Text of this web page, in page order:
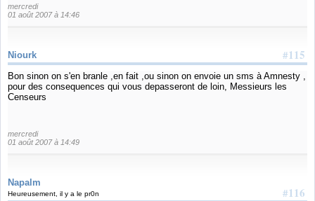
mercredi
01 août 2007 à 14:46
#115
Niourk
Bon sinon on s'en branle ,en fait ,ou sinon on envoie un sms à Amnesty ,
pour des consequences qui vous depasseront de loin, Messieurs les
Censeurs
mercredi
01 août 2007 à 14:49
Napalm
#116
Heureusement, il y a le pr0n